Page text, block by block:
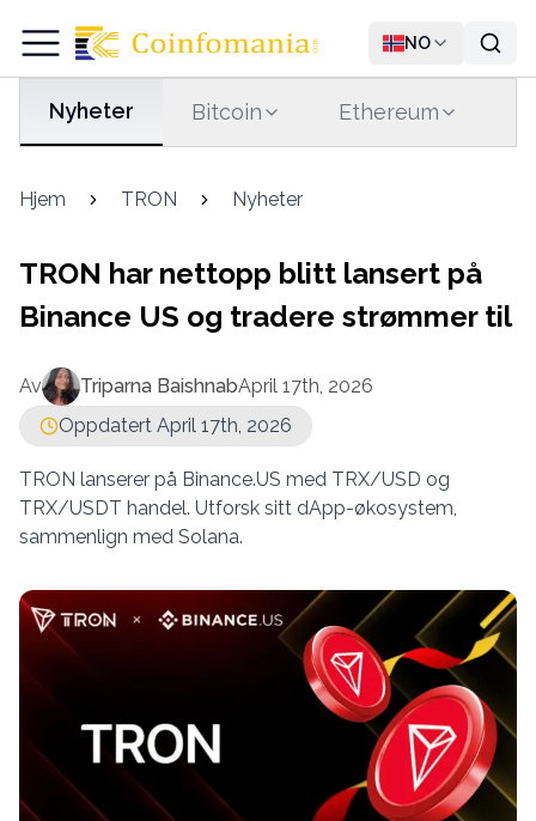
NO
Nyheter Bitcoin Ethereum
Hjem TRON Nyheter
TRON har nettopp blitt lansert på
Binance US og tradere strømmer til
Av Triparna BaishnabApril 17th, 2026
Oppdatert April 17th, 2026
TRON lanserer på Binance.US med TRX/USD og
TRX/USDT handel. Utforsk sitt dApp-økosystem,
sammenlign med Solana.